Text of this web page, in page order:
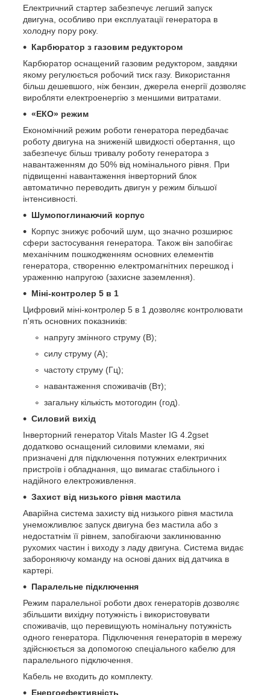
Електричний стартер забезпечує легший запуск
двигуна, особливо при експлуатації генератора в
холодну пору року.
Карбюратор з газовим редуктором
Карбюратор оснащений газовим редуктором, завдяки
якому регулюється робочий тиск газу. Використання
більш дешевшого, ніж бензин, джерела енергії дозволяє
виробляти електроенергію з меншими витратами.
«ЕКО» режим
Економічний режим роботи генератора передбачає
роботу двигуна на зниженій швидкості обертання, що
забезпечує більш тривалу роботу генератора з
навантаженням до 50% від номінального рівня. При
підвищенні навантаження інверторний блок
автоматично переводить двигун у режим більшої
інтенсивності.
Шумопоглинаючий корпус
Корпус знижує робочий шум, що значно розширює
сфери застосування генератора. Також він запобігає
механічним пошкодженням основних елементів
генератора, створенню електромагнітних перешкод і
ураженню напругою (захисне заземлення).
Міні-контролер 5 в 1
Цифровий міні-контролер 5 в 1 дозволяє контролювати
п'ять основних показників:
напругу змінного струму (В);
силу струму (А);
частоту струму (Гц);
навантаження споживачів (Вт);
загальну кількість мотогодин (год).
Силовий вихід
Інверторний генератор Vitals Master IG 4.2gset
додатково оснащений силовими клемами, які
призначені для підключення потужних електричних
пристроїв і обладнання, що вимагає стабільного і
надійного електроживлення.
Захист від низького рівня мастила
Аварійна система захисту від низького рівня мастила
унеможливлює запуск двигуна без мастила або з
недостатнім її рівнем, запобігаючи заклинюванню
рухомих частин і виходу з ладу двигуна. Система видає
забороняючу команду на основі даних від датчика в
картері.
Паралельне підключення
Режим паралельної роботи двох генераторів дозволяє
збільшити вихідну потужність і використовувати
споживачів, що перевищують номінальну потужність
одного генератора. Підключення генераторів в мережу
здійснюється за допомогою спеціального кабелю для
паралельного підключення.
Кабель не входить до комплекту.
Енергоефективність